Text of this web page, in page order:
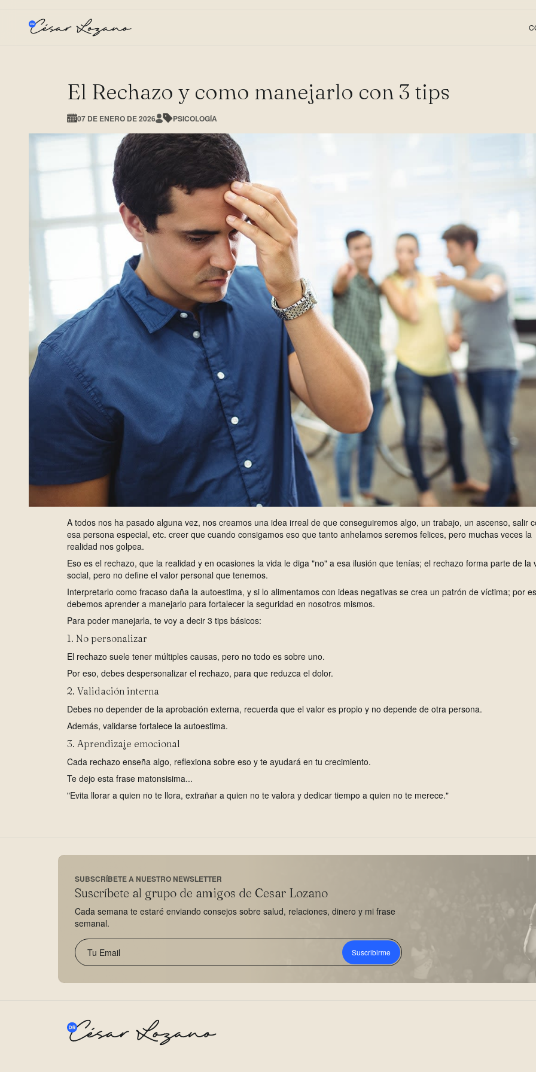
El Rechazo y como manejarlo con 3 tips
07 DE ENERO DE 2026 PSICOLOGÍA
A todos nos ha pasado alguna vez, nos creamos una idea irreal de que conseguiremos algo, un trabajo, un ascenso, salir
esa persona especial, etc. creer que cuando consigamos eso que tanto anhelamos seremos felices, pero muchas veces la
realidad nos golpea.
Eso es el rechazo, que la realidad y en ocasiones la vida le diga "no" a esa ilusión que tenías; el rechazo forma parte de la
social, pero no define el valor personal que tenemos.
Interpretarlo como fracaso daña la autoestima, y si lo alimentamos con ideas negativas se crea un patrón de víctima; por
debemos aprender a manejarlo para fortalecer la seguridad en nosotros mismos.
Para poder manejarla, te voy a decir 3 tips básicos:
1. No personalizar
El rechazo suele tener múltiples causas, pero no todo es sobre uno.
Por eso, debes despersonalizar el rechazo, para que reduzca el dolor.
2. Validación interna
Debes no depender de la aprobación externa, recuerda que el valor es propio y no depende de otra persona.
Además, validarse fortalece la autoestima.
3. Aprendizaje emocional
Cada rechazo enseña algo, reflexiona sobre eso y te ayudará en tu crecimiento.
Te dejo esta frase matonsisima...
"Evita llorar a quien no te llora, extrañar a quien no te valora y dedicar tiempo a quien no te merece."
SUBSCRÍBETE A NUESTRO NEWSLETTER
Suscríbete al grupo de amigos de Cesar Lozano
Cada semana te estaré enviando consejos sobre salud, relaciones, dinero y mi frase
semanal.
Suscribirme